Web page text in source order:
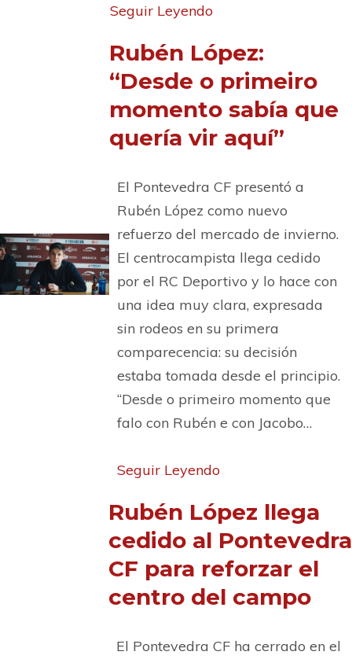
Seguir Leyendo
Rubén López:
“Desde o primeiro
momento sabía que
quería vir aquí”
El Pontevedra CF presentó a
Rubén López como nuevo
refuerzo del mercado de invierno.
El centrocampista llega cedido
por el RC Deportivo y lo hace con
una idea muy clara, expresada
sin rodeos en su primera
comparecencia: su decisión
estaba tomada desde el principio.
“Desde o primeiro momento que
falo con Rubén e con Jacobo…
Seguir Leyendo
Rubén López llega
cedido al Pontevedra
CF para reforzar el
centro del campo
El Pontevedra CF ha cerrado en el